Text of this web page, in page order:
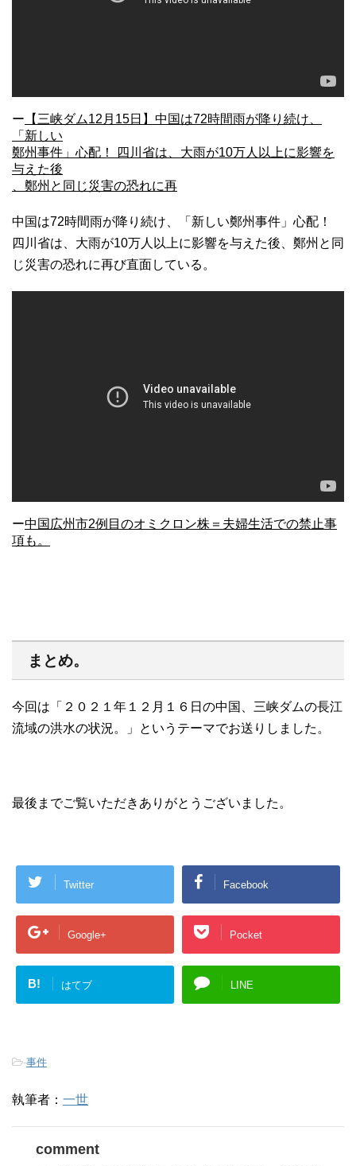
ー 【三峡ダム12月15日】中国は72時間雨が降り続け、
「新しい
鄭州事件」心配！ 四川省は、大雨が10万人以上に影響を
与えた後
、鄭州と同じ災害の恐れに再
中国は72時間雨が降り続け、「新しい鄭州事件」心配！
四川省は、大雨が10万人以上に影響を与えた後、鄭州と同
じ災害の恐れに再び直面している。
ー中国広州市2例目のオミクロン株＝夫婦生活での禁止事
項も。
まとめ。
今回は「２０２１年１２月１６日の中国、三峡ダムの長江
流域の洪水の状況。」というテーマでお送りしました。
最後までご覧いただきありがとうございました。
Twitter Facebook
Google+ Pocket
B! はてブ LINE
-事件
執筆者： 一世
comment